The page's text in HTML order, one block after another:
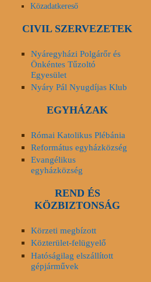
Közadatkereső
CIVIL SZERVEZETEK
Nyáregyházi Polgárőr és
Önkéntes Tűzoltó
Egyesület
Nyáry Pál Nyugdíjas Klub
EGYHÁZAK
Római Katolikus Plébánia
Református egyházközség
Evangélikus
egyházközség
REND ÉS
KÖZBIZTONSÁG
Körzeti megbízott
Közterület-felügyelő
Hatóságilag elszállított
gépjárművek